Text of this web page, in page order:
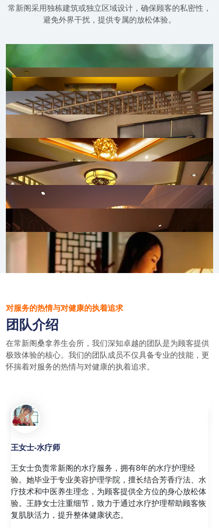
常新阁采用独栋建筑或独立区域设计，确保顾客的私密性，
避免外界干扰，提供专属的放松体验。
对服务的热情与对健康的执着追求
团队介绍
在常新阁桑拿养生会所，我们深知卓越的团队是为顾客提供
极致体验的核心。我们的团队成员不仅具备专业的技能，更
怀揣着对服务的热情与对健康的执着追求。
赵女士-足疗师
赵女士是常新阁的资深足疗技师，拥有10年的足疗经验。
她精通足底反射区按摩技术，能够通过精准的穴位按压，
帮助顾客缓解足部疲劳，促进全身血液循环。赵敏女士注
重与顾客的沟通，善于根据顾客的反馈调整按摩力度，为
顾客提供舒适的足疗体验。